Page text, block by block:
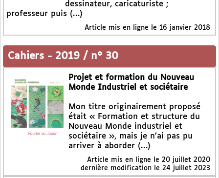
dessinateur, caricaturiste ;
professeur puis (…)
Article mis en ligne le 16 janvier 2018
Cahiers - 2019 / n° 30
Projet et formation du Nouveau
Monde Industriel et sociétaire
Mon titre originairement proposé
était « Formation et structure du
Nouveau Monde industriel et
sociétaire », mais je n’ai pas pu
arriver à aborder (…)
Article mis en ligne le 20 juillet 2020
dernière modification le 24 juillet 2023